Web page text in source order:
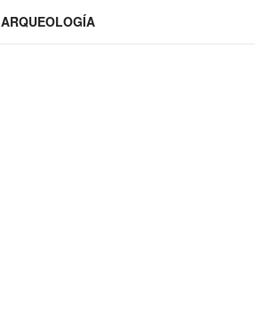
ARQUEOLOGÍA